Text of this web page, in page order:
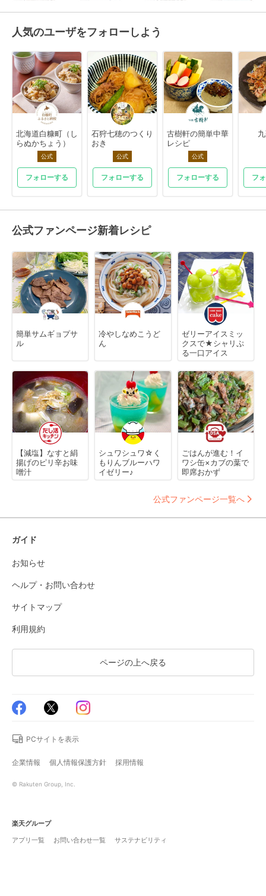
人気のユーザをフォローしよう
北海道白糠町（し
らぬかちょう）
公式
フォローする
石狩七穂のつくり
おき
公式
フォローする
古樹軒の簡単中華
レシピ
公式
フォローする フ
公式ファンページ新着レシピ
簡単サムギョプサ
ル
冷やしなめこうど
ん
ゼリーアイスミッ
クスで★シャリぷ
る一口アイス
【減塩】なすと絹
揚げのピリ辛お味
噌汁
シュワシュワ☆く
もりんブルーハワ
イゼリー♪
ごはんが進む！イ
ワシ缶×カブの葉で
即席おかず
公式ファンページ一覧へ
ガイド
お知らせ
ヘルプ・お問い合わせ
サイトマップ
利用規約
ページの上へ戻る
PCサイトを表示
企業情報 個人情報保護方針 採用情報
© Rakuten Group, Inc.
楽天グループ
アプリ一覧
お問い合わせ一覧 サステナビリティ